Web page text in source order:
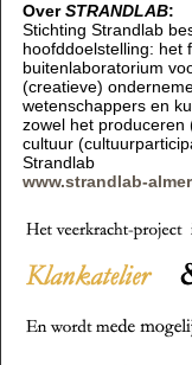
OverSTRANDLAB:
Stichting Strandlab
hoofddoelstelling: het
buitenlaboratorium
(creatieve)
wetenschappers en
zowel het produceren
cultuur
Strandlab
www.strandlab-